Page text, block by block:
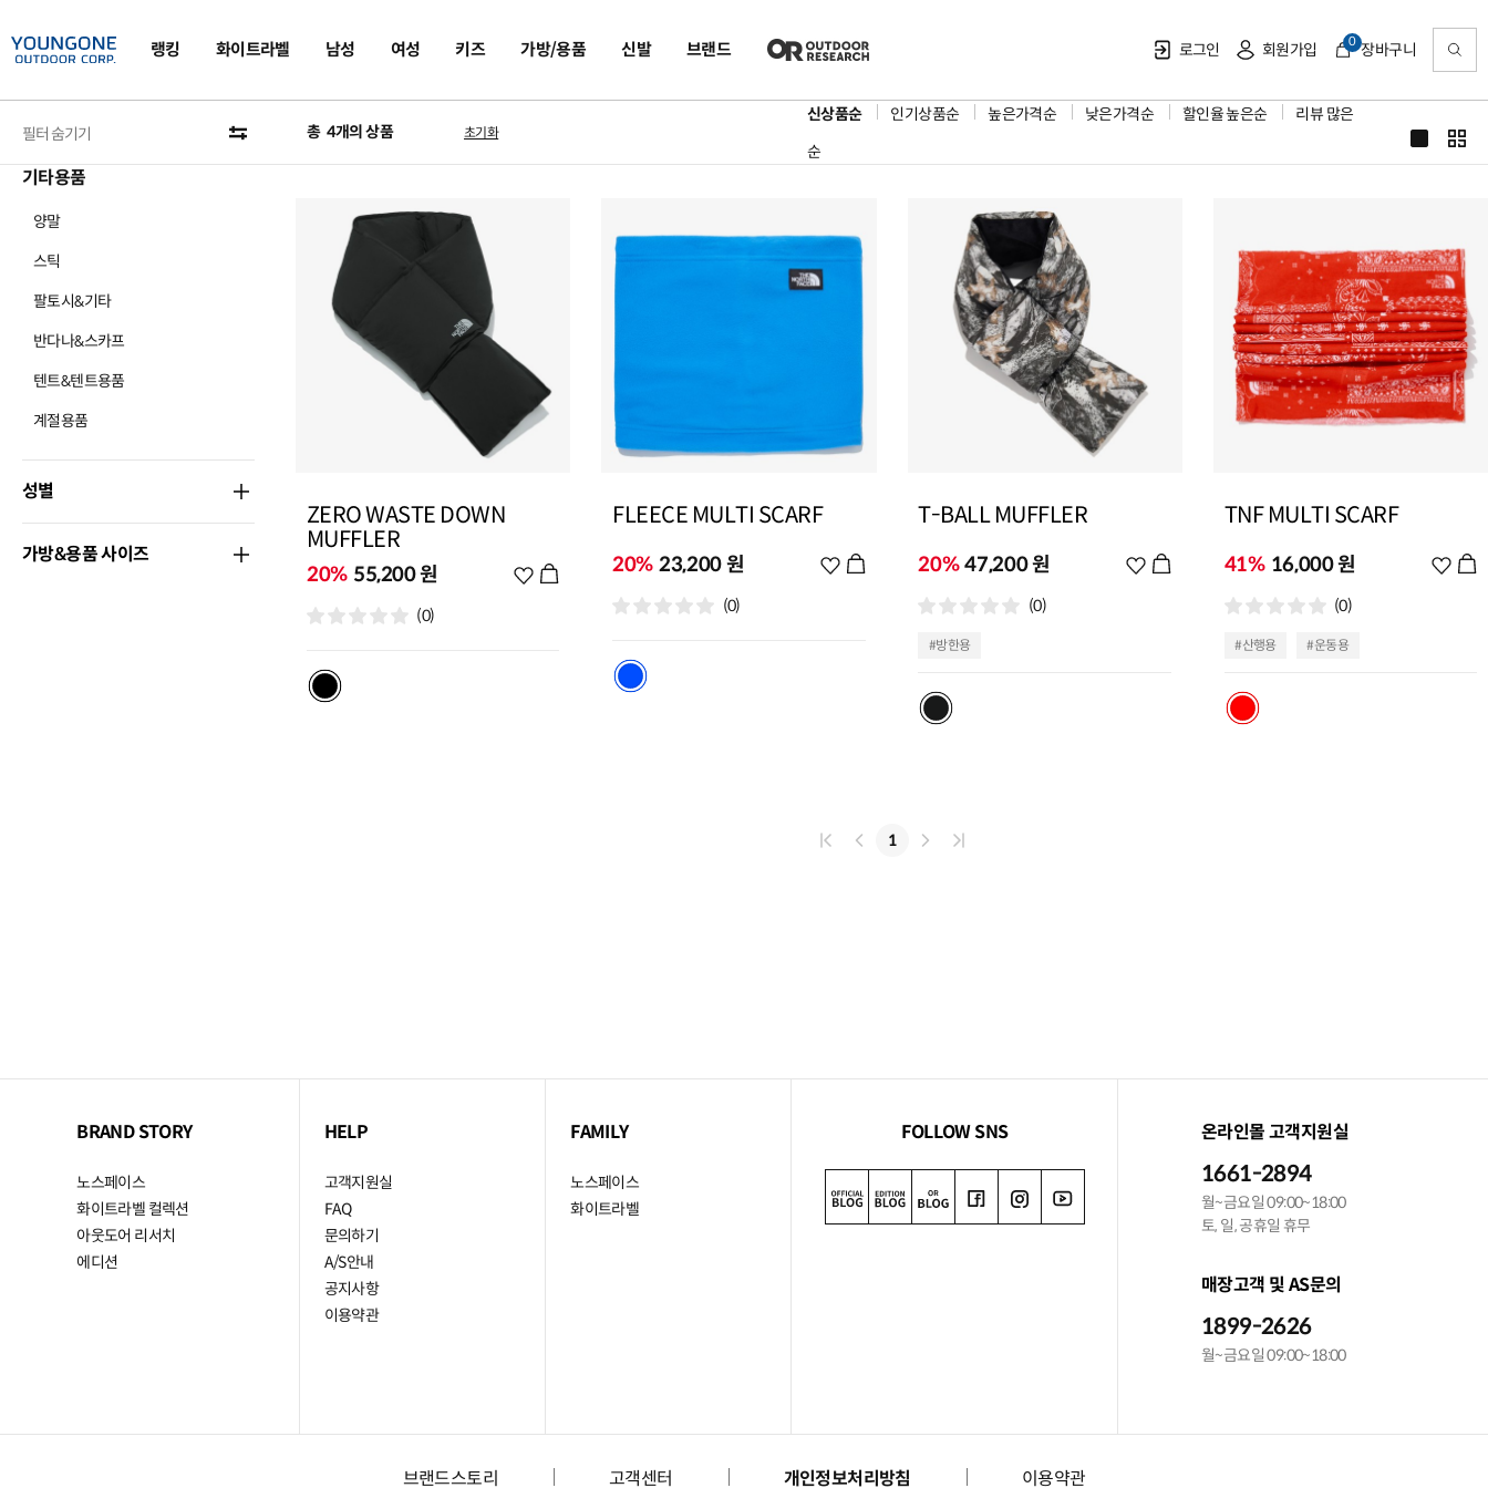
랭킹 화이트라벨 남성 여성 키즈 가방/용품 신발 브랜드 로그인 회원가입 장바구니
0
필터 숨기기 총 4개의 상품 초기화
신상품순 인기상품순 높은가격순 낮은가격순 할인율 높은순
리뷰 많은
순
카테고리
기타용품
양말
스틱
팔토시&기타
반다나&스카프
텐트&텐트용품
계절용품
성별
가방&용품 사이즈
ZERO WASTE DOWN
MUFFLER
55,200 원
20%
위
(0)
FLEECE MULTI SCARF
23,200 원
20%
위
(0)
T-BALL MUFFLER
47,200 원
20%
위
(0)
#방한용
TNF MULTI SCARF
16,000 원
41%
위
(0)
#산행용 #운동용
1
BRAND STORY
노스페이스
화이트라벨 컬렉션
아웃도어 리서치
에디션
HELP
고객지원실
FAQ
문의하기
A/S안내
공지사항
이용약관
FAMILY
노스페이스
화이트라벨
FOLLOW SNS 온라인몰 고객지원실
1661-2894
월~금요일 09:00~18:00
토, 일, 공휴일 휴무
매장고객 및 AS문의
1899-2626
월~금요일 09:00~18:00
브랜드스토리 고객센터 개인정보처리방침 이용약관